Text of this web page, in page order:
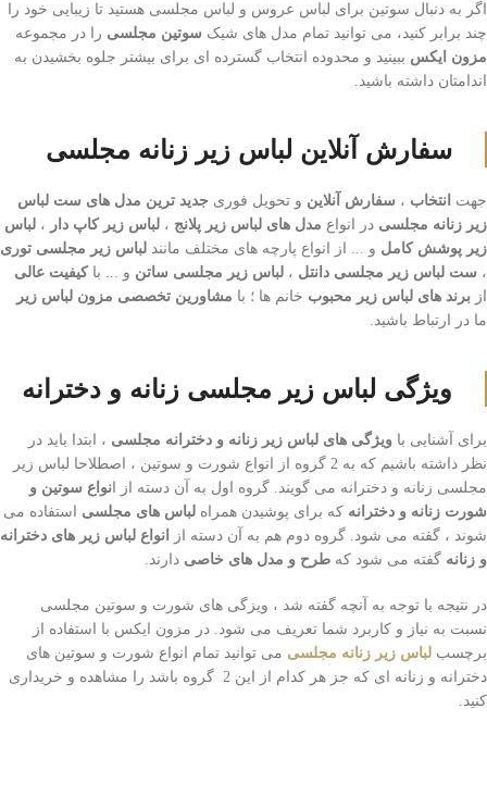
اگر به دنبال سوتین برای لباس عروس و لباس مجلسی هستید تا زیبایی خود را
چند برابر کنید، می توانید تمام مدل های شیک سوتین مجلسی را در مجموعه
مزون ایکس ببینید و محدوده انتخاب گسترده ای برای بیشتر جلوه بخشیدن به
اندامتان داشته باشید.
سفارش آنلاین لباس زیر زنانه مجلسی
جهت انتخاب ، سفارش آنلاین و تحویل فوری جدید ترین مدل های ست لباس
زیر زنانه مجلسی در انواع مدل های لباس زیر پلانج ، لباس زیر کاپ دار ، لباس
زیر پوشش کامل و ... از انواع پارچه های مختلف مانند لباس زیر مجلسی توری
، ست لباس زیر مجلسی دانتل ، لباس زیر مجلسی ساتن و ... با کیفیت عالی
از برند های لباس زیر محبوب خانم ها ؛ با مشاورین تخصصی مزون لباس زیر
ما در ارتباط باشید.
ویژگی لباس زیر مجلسی زنانه و دخترانه
برای آشنایی با ویژگی های لباس زیر زنانه و دخترانه مجلسی ، ابتدا باید در
نظر داشته باشیم که به 2 گروه از انواع شورت و سوتین ، اصطلاحا لباس زیر
مجلسی زنانه و دخترانه می گویند. گروه اول به آن دسته از ا نواع سوتین و
شورت زنانه و دخترانه که برای پوشیدن همراه لباس های مجلسی استفاده می
شوند ، گفته می شود. گروه دوم هم به آن دسته از
انواع لباس زیر های دخترانه
و زنانه گفته می شود که طرح و مدل های خاصی دارند.
در نتیجه با توجه به آنچه گفته شد ، ویزگی های شورت و سوتین مجلسی
نسبت به نیاز و کاربرد شما تعریف می شود. در مزون ایکس با استفاده از
برچسب لباس زیر زنانه مجلسی می توانید تمام انواع شورت و سوتین های
دخترانه و زنانه ای که جز هر کدام از این 2 گروه باشد را مشاهده و خریداری
کنید.